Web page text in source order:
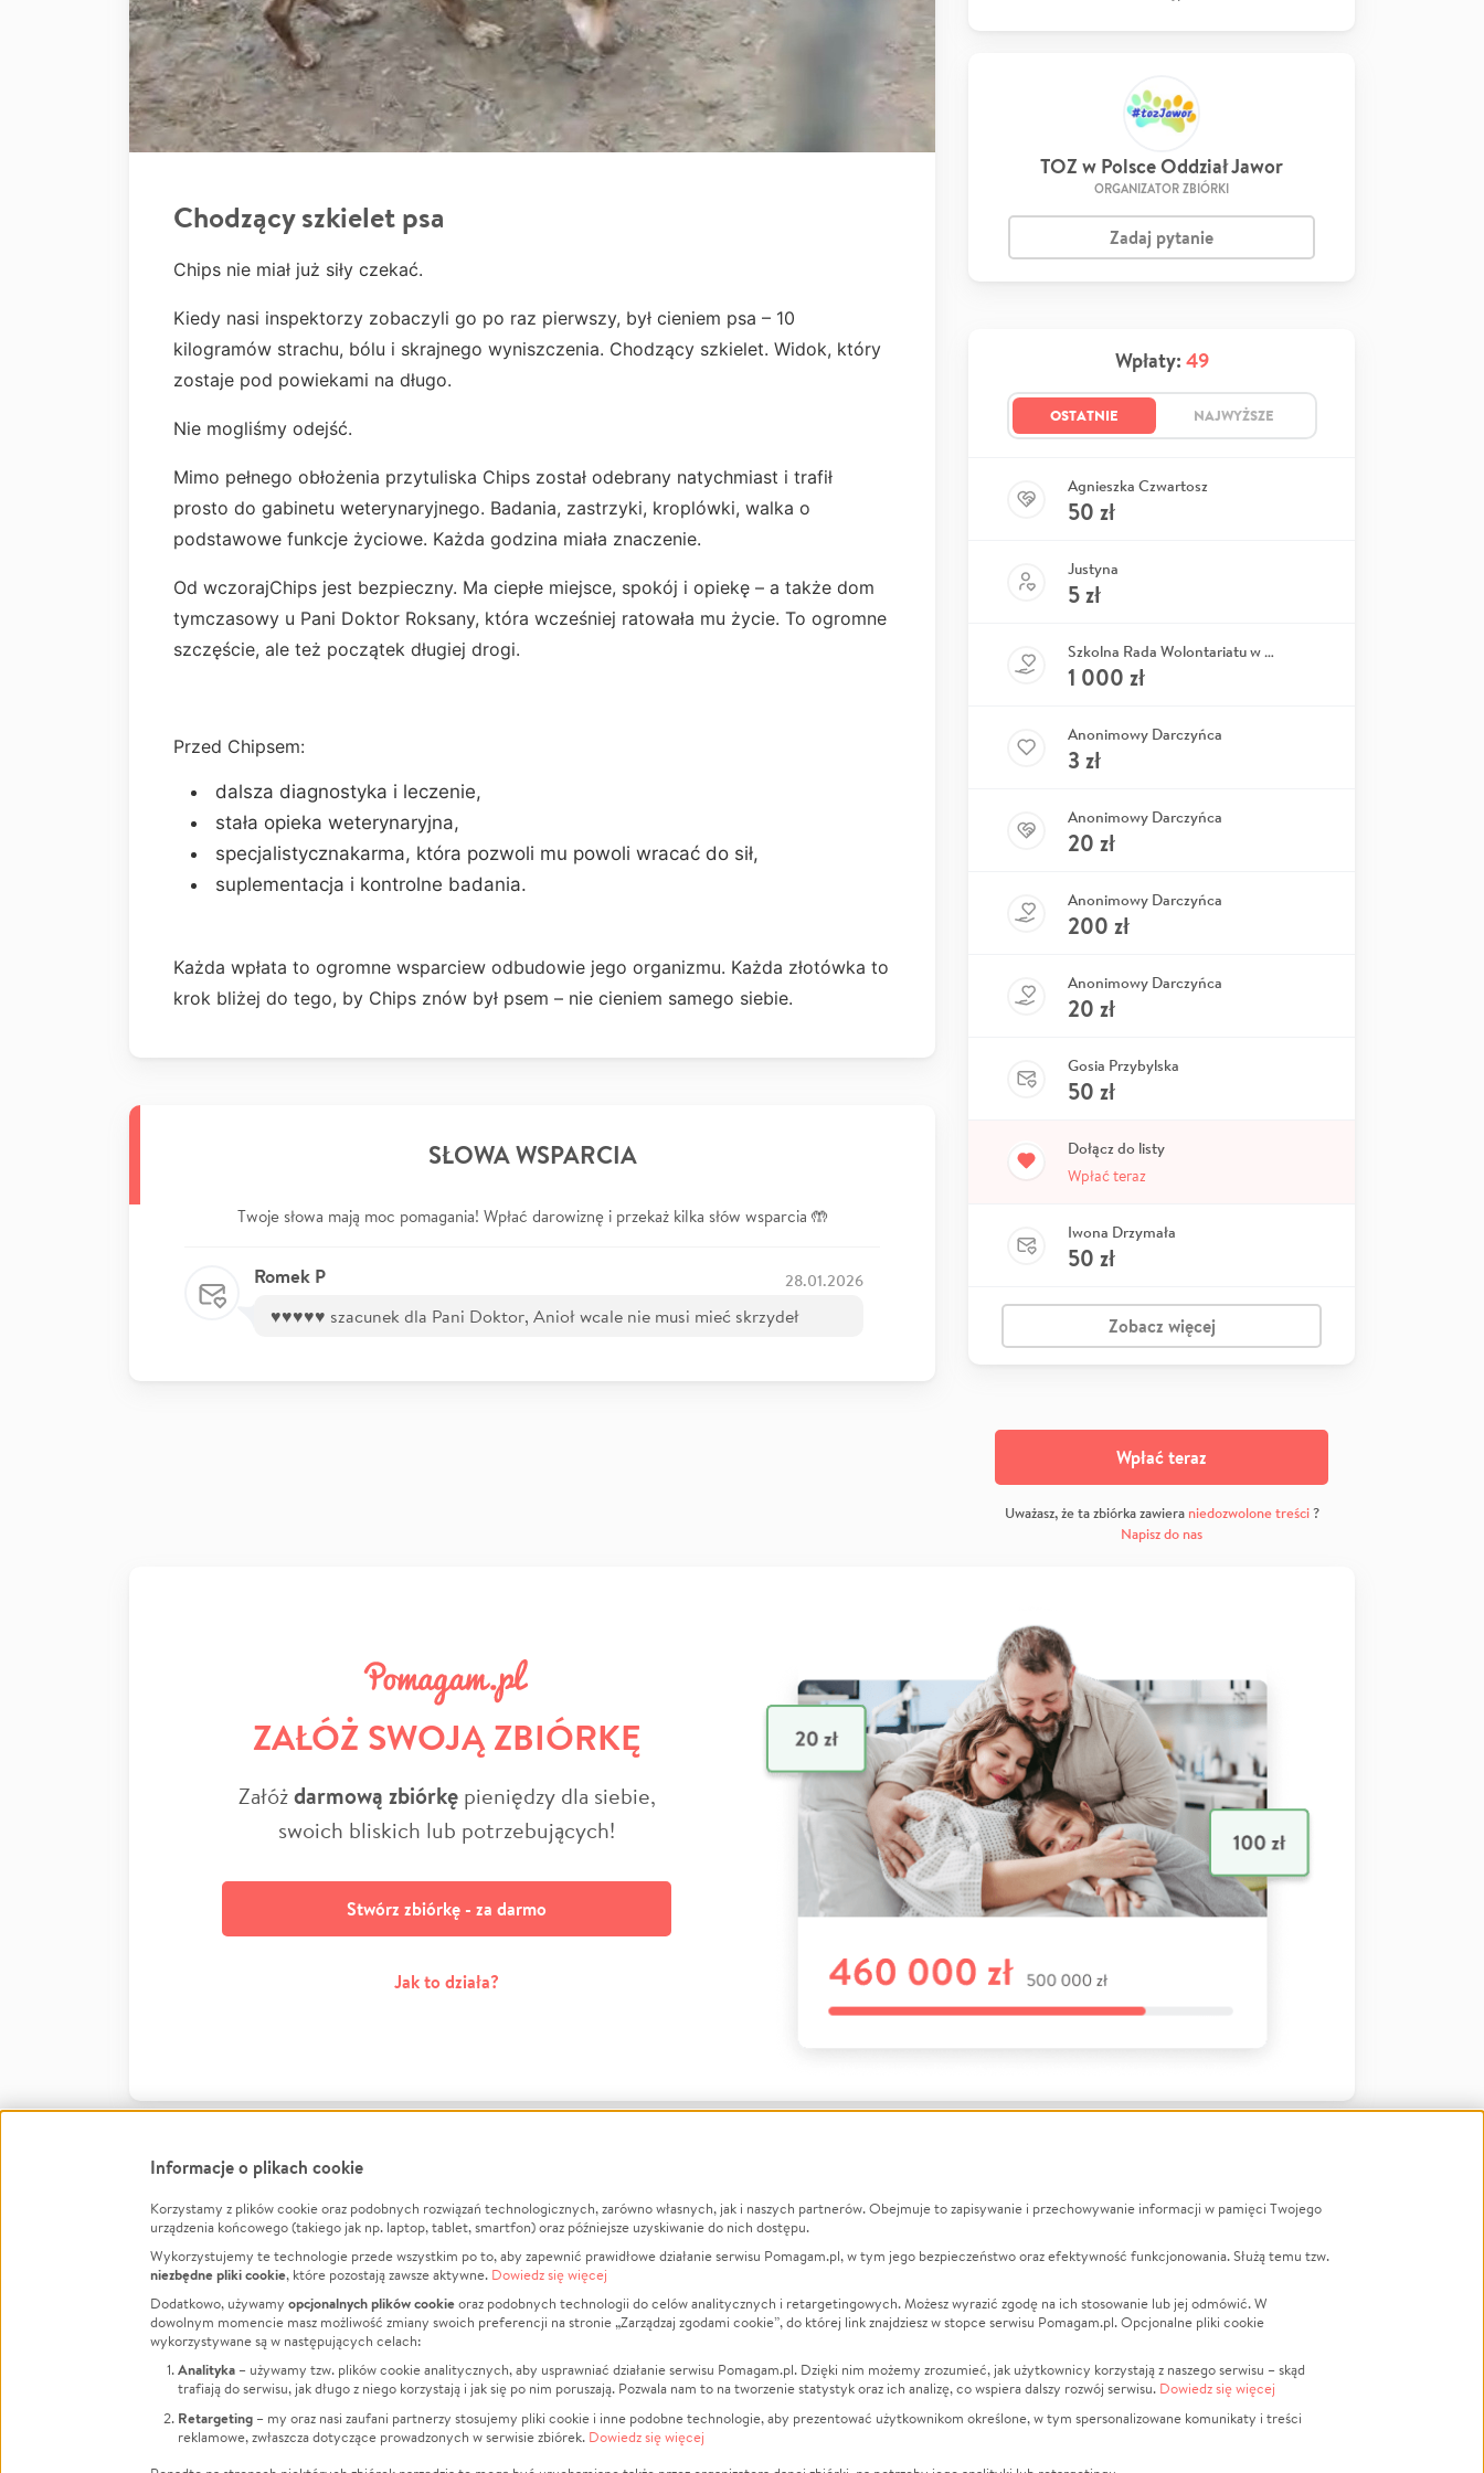
Chodzący szkielet psa
Chips nie miał już siły czekać.
Kiedy nasi inspektorzy zobaczyli go po raz pierwszy, był cieniem psa – 10
kilogramów strachu, bólu i skrajnego wyniszczenia. Chodzący szkielet. Widok, który
zostaje pod powiekami na długo.
Nie mogliśmy odejść.
Mimo pełnego obłożenia przytuliska Chips został odebrany natychmiast i trafił
prosto do gabinetu weterynaryjnego. Badania, zastrzyki, kroplówki, walka o
podstawowe funkcje życiowe. Każda godzina miała znaczenie.
Od wczorajChips jest bezpieczny. Ma ciepłe miejsce, spokój i opiekę – a także dom
tymczasowy u Pani Doktor Roksany, która wcześniej ratowała mu życie. To ogromne
szczęście, ale też początek długiej drogi.
Przed Chipsem:
dalsza diagnostyka i leczenie,
stała opieka weterynaryjna,
specjalistycznakarma, która pozwoli mu powoli wracać do sił,
suplementacja i kontrolne badania.
Każda wpłata to ogromne wsparciew odbudowie jego organizmu. Każda złotówka to
krok bliżej do tego, by Chips znów był psem – nie cieniem samego siebie.
SŁOWA WSPARCIA
Twoje słowa mają moc pomagania! Wpłać darowiznę i przekaż kilka słów wsparcia 🤲
Romek P 28.01.2026
♥️♥️♥️♥️♥️ szacunek dla Pani Doktor, Anioł wcale nie musi mieć skrzydeł
TOZ w Polsce Oddział Jawor
ORGANIZATOR ZBIÓRKI
Zadaj pytanie
Wpłaty: 49
OSTATNIE NAJWYŻSZE
Agnieszka Czwartosz
50 zł
Justyna
5zł
Szkolna Rada Wolontariatu w SP w Wilkowie-Osiedlu
1 000 zł
Anonimowy Darczyńca
3 zł
Anonimowy Darczyńca
20 zł
Anonimowy Darczyńca
200 zł
Anonimowy Darczyńca
20 zł
Gosia Przybylska
50 zł
Dołącz do listy
Wpłać teraz
Iwona Drzymała
50 zł
Zobacz więcej
Wpłać teraz
Uważasz, że ta zbiórka zawiera niedozwolone treści?
Napisz do nas
ZAŁÓŻ SWOJĄ ZBIÓRKĘ
Załóżdarmową zbiórkępieniędzy dla siebie,
swoich bliskich lub potrzebujących!
Stwórz zbiórkę - za darmo
Jak to działa?
FacebookTwitter Instagram
LinkedInTikTok Youtube
Informacje
Jak to działa?
Regulamin
Polityka Prywatności
Kontakt
Porównanie serwisów
Polityka plików cookie
Zarządzaj zgodami cookie
O nas
Opinie
Raporty
Za darmo
Dla NGO
Fundacja Pomagam.pl
Zbieraj na
Leczenie
Zwierzęta
Pożar
Sport
Pomoc Finansowa
Pogrzeb
LGBTQ+
Powódź
Wichura
Religia
Edukacja
Informacje o plikach cookie
Korzystamy z plików cookie oraz podobnych rozwiązań technologicznych, zarówno własnych, jak i naszych partnerów. Obejmuje to zapisywanie i przechowywanie informacji w pamięci Twojego
urządzenia końcowego (takiego jak np. laptop, tablet, smartfon) oraz późniejsze uzyskiwanie do nich dostępu.
Wykorzystujemy te technologie przede wszystkim po to, aby zapewnić prawidłowe działanie serwisu Pomagam.pl, w tym jego bezpieczeństwo oraz efektywność funkcjonowania. Służą temu tzw.
niezbędne pliki cookie, które pozostają zawsze aktywne. Dowiedz się więcej
Dodatkowo, używamy opcjonalnych plików cookieoraz podobnych technologii do celów analitycznych i retargetingowych. Możesz wyrazić zgodę na ich stosowanie lub jej odmówić. W
dowolnym momencie masz możliwość zmiany swoich preferencji na stronie „Zarządzaj zgodami cookie”, do której link znajdziesz w stopce serwisu Pomagam.pl. Opcjonalne pliki cookie
wykorzystywane są w następujących celach:
Analityka – używamy tzw. plików cookie analitycznych, aby usprawniać działanie serwisu Pomagam.pl. Dzięki nim możemy zrozumieć, jak użytkownicy korzystają z naszego serwisu – skąd
trafiają do serwisu, jak długo z niego korzystają i jak się po nim poruszają. Pozwala nam to na tworzenie statystyk oraz ich analizę, co wspiera dalszy rozwój serwisu. Dowiedz się więcej
Retargeting – my oraz nasi zaufani partnerzy stosujemy pliki cookie i inne podobne technologie, aby prezentować użytkownikom określone, w tym spersonalizowane komunikaty i treści
reklamowe, zwłaszcza dotyczące prowadzonych w serwisie zbiórek. Dowiedz się więcej